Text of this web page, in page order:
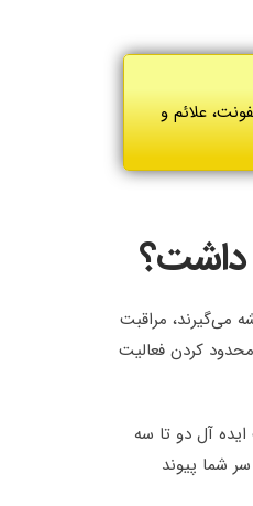
علائم و
داشت؟
می‌گیرند، مراقبت
کردن فعالیت
آل دو تا سه
شما پیوند